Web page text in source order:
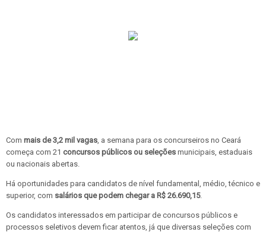
Com mais de 3,2 mil vagas, a semana para os concurseiros no Ceará
começa com 21 concursos públicos ou seleções municipais, estaduais
ou nacionais abertas.
Há oportunidades para candidatos de nível fundamental, médio, técnico e
superior, com salários que podem chegar a R$ 26.690,15.
Os candidatos interessados em participar de concursos públicos e
processos seletivos devem ficar atentos, já que diversas seleções com